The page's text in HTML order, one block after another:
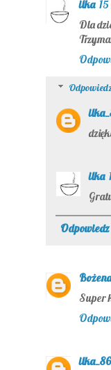
ilka
Dla
ilka
Odpowiedz
Bożena
Super
ilka_86